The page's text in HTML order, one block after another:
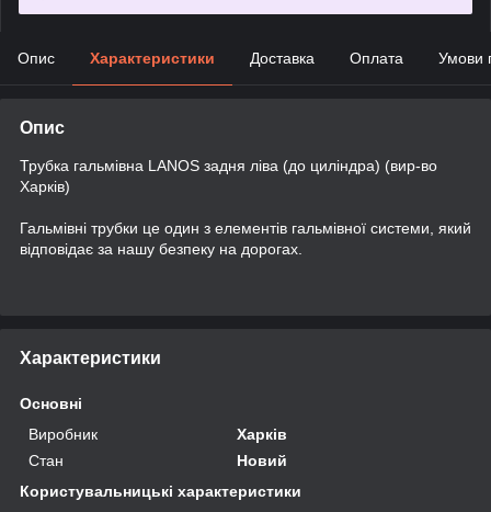
Опис Характеристики Доставка Оплата Умови
Опис
Трубка гальмівна LANOS задня ліва (до циліндра) (вир-во
Харків)
Гальмівні трубки це один з елементів гальмівної системи, який
відповідає за нашу безпеку на дорогах.
Характеристики
Основні
Виробник
Харків
Стан
Новий
Користувальницькі характеристики